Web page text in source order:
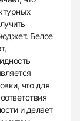
Белое
что для
и делает